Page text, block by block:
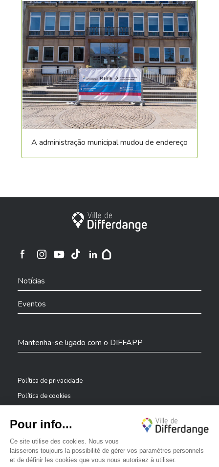
A administração municipal mudou de endereço
Cidade de Differdange
Cidade de Differdange no Instagram
Notícias
Eventos
Mantenha-se ligado com o DIFFAPP
Política de privacidade
Política de cookies
Declaração de acessibilidade
Sistema de denúncia — denunciantes
✕
Bonjour, comment puis-je vous aider ?